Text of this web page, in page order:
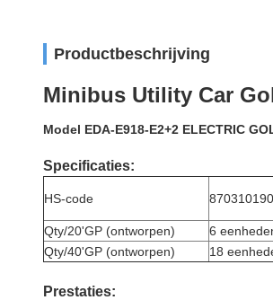
Productbeschrijving
Minibus Utility Car
Model EDA-E918-E2+2 ELECTRIC
Specificaties:
HS-code
Qty/20'GP (ontworpen)
6
Qty/40'GP (ontworpen)
18
Prestaties: